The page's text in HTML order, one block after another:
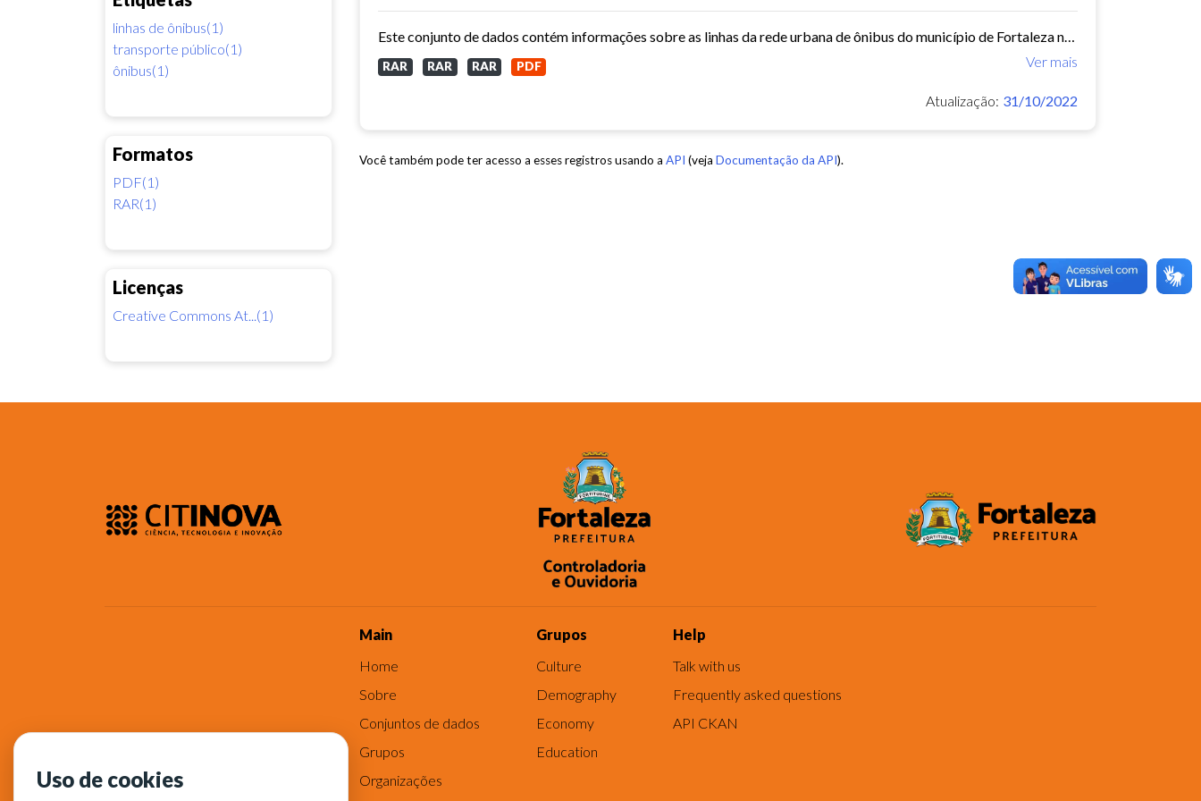
linhas de ônibus(1)
transporte público(1)
ônibus(1)
Formatos
PDF(1)
RAR(1)
Licenças
Creative Commons At...(1)
Este conjunto de dados contém informações sobre as linhas da rede urbana de ônibus do município de Fortaleza no ano de 2015.
Ver mais
RAR RAR RAR PDF
Atualização: 31/10/2022
Você também pode ter acesso a esses registros usando a API (veja Documentação da API).
Main
Home
Sobre
Conjuntos de dados
Grupos
Organizações
Grupos
Culture
Demography
Economy
Education
Help
Talk with us
Frequently asked questions
API CKAN
Uso de cookies